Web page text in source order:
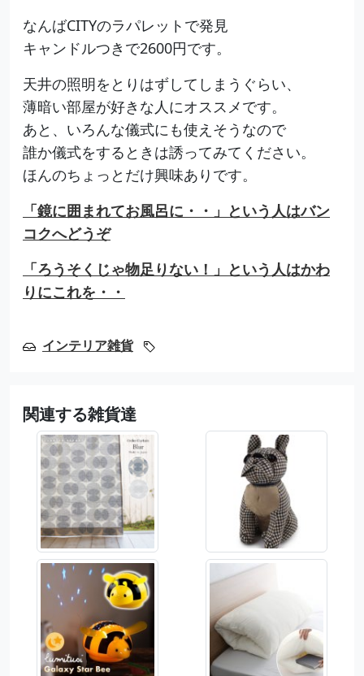
なんばCITYのラパレットで発見
キャンドルつきで2600円です。
天井の照明をとりはずしてしまうぐらい、
薄暗い部屋が好きな人にオススメです。
あと、いろんな儀式にも使えそうなので
誰か儀式をするときは誘ってみてください。
ほんのちょっとだけ興味ありです。
「鏡に囲まれてお風呂に・・」という人はバン
コクへどうぞ
「ろうそくじゃ物足りない！」という人はかわ
りにこれを・・
インテリア雑貨
関連する雑貨達